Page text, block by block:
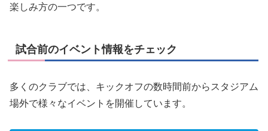
楽しみ方の一つです。
試合前のイベント情報をチェック
多くのクラブでは、キックオフの数時間前からスタジアム
場外で様々なイベントを開催しています。